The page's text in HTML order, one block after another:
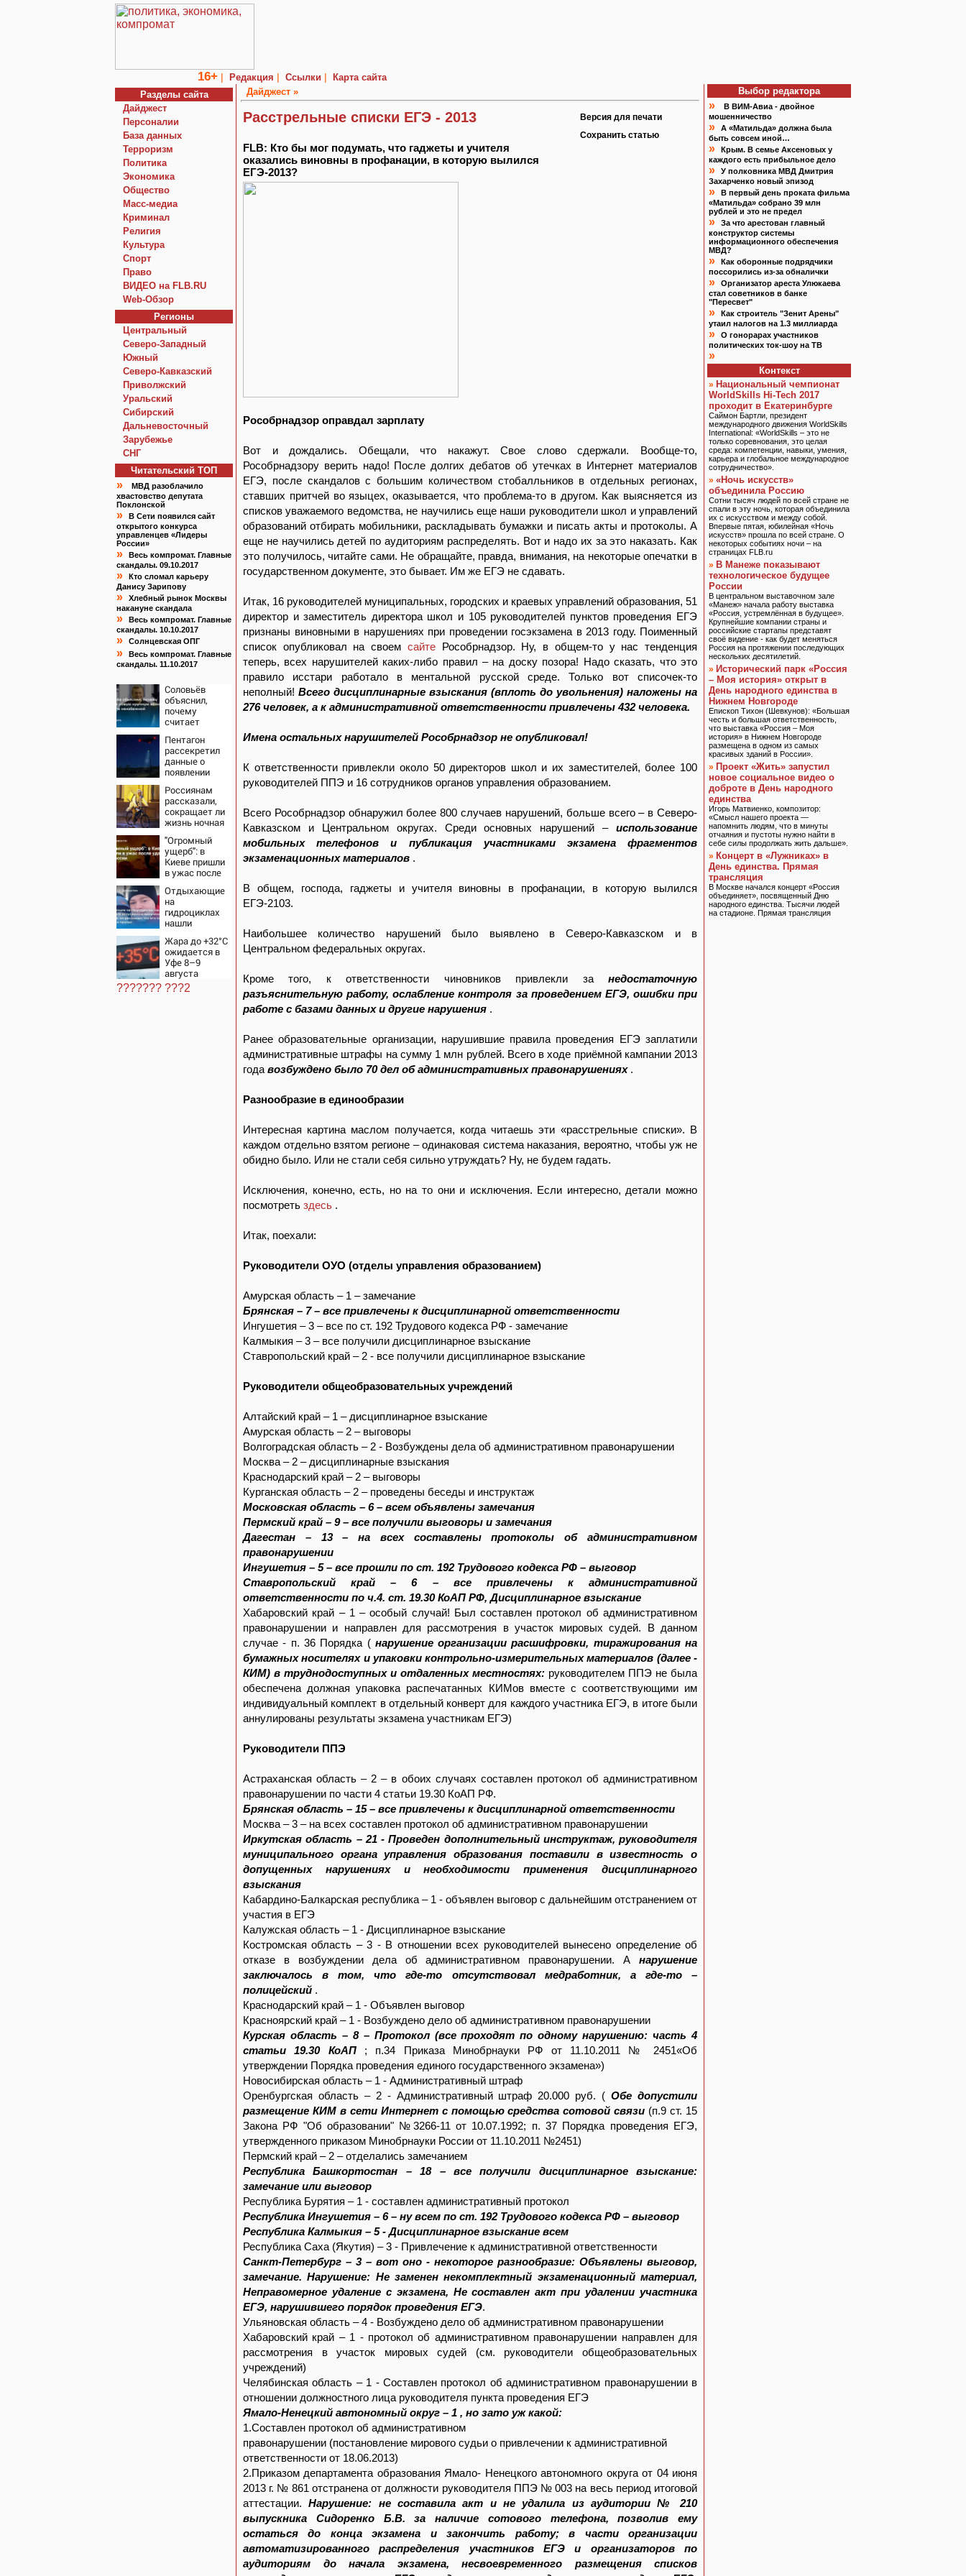
16+ | Редакция | Ссылки |
Карта сайта
Разделы сайта
Дайджест
Персоналии
База данных
Терроризм
Политика
Экономика
Общество
Macc-медиа
Криминал
Религия
Культура
Спорт
Право
ВИДЕО на FLB.RU
Web-Обзор
Регионы
Центральный
Северо-Западный
Южный
Северо-Кавказский
Приволжский
Уральский
Сибирский
Дальневосточный
Зарубежье
СНГ
Читательский TOП
»
МВД разоблачило
хвастовство депутата
Поклонской
»
В Сети появился сайт
открытого конкурса
управленцев «Лидеры
России»
»
Весь компромат. Главные
скандалы. 09.10.2017
»
Кто сломал карьеру
Данису Зарипову
»
Хлебный рынок Москвы
накануне скандала
»
Весь компромат. Главные
скандалы. 10.10.2017
» Солнцевская ОПГ
»
Весь компромат. Главные
скандалы. 11.10.2017
Соловьёв
объяснил,
почему
считает
крупную
войну в
Европе
неизбежной
Пентагон
рассекретил
данные о
появлении
Ближнем
Востоке
Россиянам
рассказали,
сокращает ли
жизнь ночная
"Огромный
ущерб": в
Киеве пришли
в ужас после
России
Отдыхающие
на
гидроциклах
нашли
испуганного
мальчика на
лодке: он
рассказал, что
его папа
Жара до +32°C
ожидается в
Уфе 8–9
августа
??????? ???2
Дайджест »
Расстрельные списки ЕГЭ - 2013
FLB: Кто бы мог подумать, что гаджеты и учителя
оказались виновны в профанации, в которую вылился
ЕГЭ-2013?
Версия для печати
Сохранить статью
Рособрнадзор оправдал зарплату
Вот и дождались. Обещали, что накажут. Свое слово сдержали. Вообще-то,
Рособрнадзору верить надо! После долгих дебатов об утечках в Интернет материалов
ЕГЭ, после скандалов с большим количеством стобалльников в отдельных регионах,
ставших притчей во языцех, оказывается, что проблема-то в другом. Как выясняется из
списков уважаемого ведомства, не научились еще наши руководители школ и управлений
образований отбирать мобильники, раскладывать бумажки и писать акты и протоколы. А
еще не научились детей по аудиториям распределять. Вот и надо их за это наказать. Как
это получилось, читайте сами. Не обращайте, правда, внимания, на некоторые опечатки в
государственном документе, это бывает. Им же ЕГЭ не сдавать.
Итак, 16 руководителей муниципальных, городских и краевых управлений образования, 51
директор и заместитель директора школ и 105 руководителей пунктов проведения ЕГЭ
признаны виновными в нарушениях при проведении госэкзамена в 2013 году. Поименный
список опубликовал на своем сайте Рособрнадзор. Ну, в общем-то у нас тенденция
теперь, всех нарушителей каких-либо правил – на доску позора! Надо сказать, что это
правило исстари работало в ментальной русской среде. Только вот списочек-то
неполный! Всего дисциплинарные взыскания (вплоть до увольнения) наложены на
276 человек, а к административной ответственности привлечены 432 человека.
Имена остальных нарушителей Рособрнадзор не опубликовал!
К ответственности привлекли около 50 директоров школ и их заместителей, более 100
руководителей ППЭ и 16 сотрудников органов управления образованием.
Всего Рособрнадзор обнаружил более 800 случаев нарушений, больше всего – в Северо-
Кавказском и Центральном округах. Среди основных нарушений – использование
мобильных телефонов и публикация участниками экзамена фрагментов
экзаменационных материалов .
В общем, господа, гаджеты и учителя виновны в профанации, в которую вылился
ЕГЭ-2103.
Наибольшее количество нарушений было выявлено в Северо-Кавказском и в
Центральном федеральных округах.
Кроме того, к ответственности чиновников привлекли за недостаточную
разъяснительную работу, ослабление контроля за проведением ЕГЭ, ошибки при
работе с базами данных и другие нарушения .
Ранее образовательные организации, нарушившие правила проведения ЕГЭ заплатили
административные штрафы на сумму 1 млн рублей. Всего в ходе приёмной кампании 2013
года возбуждено было 70 дел об административных правонарушениях .
Разнообразие в единообразии
Интересная картина маслом получается, когда читаешь эти «расстрельные списки». В
каждом отдельно взятом регионе – одинаковая система наказания, вероятно, чтобы уж не
обидно было. Или не стали себя сильно утруждать? Ну, не будем гадать.
Исключения, конечно, есть, но на то они и исключения. Если интересно, детали можно
посмотреть здесь .
Итак, поехали:
Руководители ОУО (отделы управления образованием)
Амурская область – 1 – замечание
Брянская – 7 – все привлечены к дисциплинарной ответственности
Ингушетия – 3 – все по ст. 192 Трудового кодекса РФ - замечание
Калмыкия – 3 – все получили дисциплинарное взыскание
Ставропольский край – 2 - все получили дисциплинарное взыскание
Руководители общеобразовательных учреждений
Алтайский край – 1 – дисциплинарное взыскание
Амурская область – 2 – выговоры
Волгоградская область – 2 - Возбуждены дела об административном правонарушении
Москва – 2 – дисциплинарные взыскания
Краснодарский край – 2 – выговоры
Курганская область – 2 – проведены беседы и инструктаж
Московская область – 6 – всем объявлены замечания
Пермский край – 9 – все получили выговоры и замечания
Дагестан – 13 – на всех составлены протоколы об административном
правонарушении
Ингушетия – 5 – все прошли по ст. 192 Трудового кодекса РФ – выговор
Ставропольский край – 6 – все привлечены к административной
ответственности по ч.4. ст. 19.30 КоАП РФ, Дисциплинарное взыскание
Хабаровский край – 1 – особый случай! Был составлен протокол об административном
правонарушении и направлен для рассмотрения в участок мировых судей. В данном
случае - п. 36 Порядка (нарушение организации расшифровки, тиражирования на
бумажных носителях и упаковки контрольно-измерительных материалов (далее -
КИМ) в труднодоступных и отдаленных местностях: руководителем ППЭ не была
обеспечена должная упаковка распечатанных КИМов вместе с соответствующими им
индивидуальный комплект в отдельный конверт для каждого участника ЕГЭ, в итоге были
аннулированы результаты экзамена участникам ЕГЭ)
Руководители ППЭ
Астраханская область – 2 – в обоих случаях составлен протокол об административном
правонарушении по части 4 статьи 19.30 КоАП РФ.
Брянская область – 15 – все привлечены к дисциплинарной ответственности
Москва – 3 – на всех составлен протокол об административном правонарушении
Иркутская область – 21 - Проведен дополнительный инструктаж, руководителя
муниципального органа управления образования поставили в известность о
допущенных нарушениях и необходимости применения дисциплинарного
взыскания
Кабардино-Балкарская республика – 1 - объявлен выговор с дальнейшим отстранением от
участия в ЕГЭ
Калужская область – 1 - Дисциплинарное взыскание
Костромская область – 3 - В отношении всех руководителей вынесено определение об
отказе в возбуждении дела об административном правонарушении. А нарушение
заключалось в том, что где-то отсутствовал медработник, а где-то –
полицейский .
Краснодарский край – 1 - Объявлен выговор
Красноярский край – 1 - Возбуждено дело об административном правонарушении
Курская область – 8 – Протокол (все проходят по одному нарушению: часть 4
статьи 19.30 КоАП ; п.34 Приказа Минобрнауки РФ от 11.10.2011 № 2451«Об
утверждении Порядка проведения единого государственного экзамена»)
Новосибирская область – 1 - Административный штраф
Оренбургская область – 2 - Административный штраф 20.000 руб. ( Обе допустили
размещение КИМ в сети Интернет с помощью средства сотовой связи (п.9 ст. 15
Закона РФ "Об образовании" №3266-11 от 10.07.1992; п. 37 Порядка проведения ЕГЭ,
утвержденного приказом Минобрнауки России от 11.10.2011 №2451)
Пермский край – 2 – отделались замечанием
Республика Башкортостан – 18 – все получили дисциплинарное взыскание:
замечание или выговор
Республика Бурятия – 1 - составлен административный протокол
Республика Ингушетия – 6 – ну всем по ст. 192 Трудового кодекса РФ – выговор
Республика Калмыкия – 5 - Дисциплинарное взыскание всем
Республика Саха (Якутия) – 3 - Привлечение к административной ответственности
Санкт-Петербург – 3 – вот оно - некоторое разнообразие: Объявлены выговор,
замечание. Нарушение: Не заменен некомплектный экзаменационный материал,
Неправомерное удаление с экзамена, Не составлен акт при удалении участника
ЕГЭ, нарушившего порядок проведения ЕГЭ.
Ульяновская область – 4 - Возбуждено дело об административном правонарушении
Хабаровский край – 1 - протокол об административном правонарушении направлен для
рассмотрения в участок мировых судей (см. руководители общеобразовательных
учреждений)
Челябинская область – 1 - Составлен протокол об административном правонарушении в
отношении должностного лица руководителя пункта проведения ЕГЭ
Ямало-Ненецкий автономный округ – 1 , но зато уж какой:
1.Составлен протокол об административном
правонарушении (постановление мирового судьи о привлечении к административной
ответственности от 18.06.2013)
2.Приказом департамента образования Ямало- Ненецкого автономного округа от 04 июня
2013 г. № 861 отстранена от должности руководителя ППЭ № 003 на весь период итоговой
аттестации.Нарушение: не составила акт и не удалила из аудитории № 210
выпускника Сидоренко Б.В. за наличие сотового телефона, позволив ему
остаться до конца экзамена и закончить работу; в части организации
автоматизированного распределения участников ЕГЭ и организаторов по
аудиториям до начала экзамена, несвоевременного размещения списков
Выбор редактора
»
В ВИМ-Авиа - двойное
мошенничество
»
А «Матильда» должна была
быть совсем иной…
»
Крым. В семье Аксеновых у
каждого есть прибыльное дело
»
У полковника МВД Дмитрия
Захарченко новый эпизод
»
В первый день проката фильма
«Матильда» собрано 39 млн
рублей и это не предел
»
За что арестован главный
конструктор системы
информационного обеспечения
МВД?
»
Как оборонные подрядчики
поссорились из-за обналички
»
Организатор ареста Улюкаева
стал советников в банке
"Пересвет"
»
Как строитель "Зенит Арены"
утаил налогов на 1.3 миллиарда
»
О гонорарах участников
политических ток-шоу на ТВ
»
Контекст
» Национальный чемпионат
WorldSkills Hi-Tech 2017
проходит в Екатеринбурге
Саймон Бартли, президент
международного движения WorldSkills
International: «WorldSkills – это не
только соревнования, это целая
среда: компетенции, навыки, умения,
карьера и глобальное международное
сотрудничество».
» «Ночь искусств»
объединила Россию
Сотни тысяч людей по всей стране не
спали в эту ночь, которая объединила
их с искусством и между собой.
Впервые пятая, юбилейная «Ночь
искусств» прошла по всей стране. О
некоторых событиях ночи – на
страницах FLB.ru
» В Манеже показывают
технологическое будущее
России
В центральном выставочном зале
«Манеж» начала работу выставка
«Россия, устремлённая в будущее».
Крупнейшие компании страны и
российские стартапы представят
своё видение - как будет меняться
Россия на протяжении последующих
нескольких десятилетий.
» Исторический парк «Россия
– Моя история» открыт в
День народного единства в
Нижнем Новгороде
Епископ Тихон (Шевкунов): «Большая
честь и большая ответственность,
что выставка «Россия – Моя
история» в Нижнем Новгороде
размещена в одном из самых
красивых зданий в России».
» Проект «Жить» запустил
новое социальное видео о
доброте в День народного
единства
Игорь Матвиенко, композитор:
«Смысл нашего проекта —
напомнить людям, что в минуты
отчаяния и пустоты нужно найти в
себе силы продолжать жить дальше».
» Концерт в «Лужниках» в
День единства. Прямая
трансляция
В Москве начался концерт «Россия
объединяет», посвященный Дню
народного единства. Тысячи людей
на стадионе. Прямая трансляция